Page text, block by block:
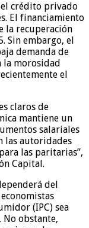
crédito privado
El financiamiento
la recuperación
Sin embargo, el
demanda de
la morosidad
el
claros de
mantiene un
salariales
las autoridades
las paritarias”,
Capital.
del
(IPC) sea
obstante,